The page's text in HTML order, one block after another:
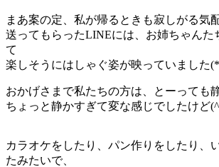
まあ案の定、私が帰るときも寂しがる気
送ってもらったLINEには、お姉ちゃんた
て
楽しそうにはしゃぐ姿が映っていました
おかげさまで私たちの方は、とーっても
ちょっと静かすぎて変な感じでしたけど
カラオケをしたり、パン作りをしたり、
たみたいで、